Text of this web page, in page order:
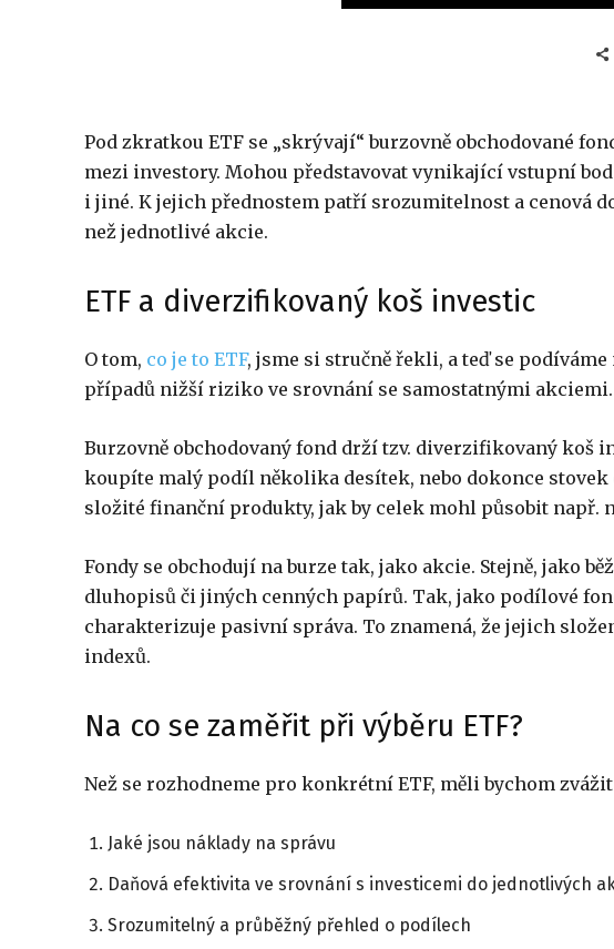
Pod zkratkou ETF se „skrývají“ burzovně obchodované
mezi investory. Mohou představovat vynikající vstupní
i jiné. K jejich přednostem patří srozumitelnost a cenová
než jednotlivé akcie.
ETF a diverzifikovaný koš investic
O tom, co je to ETF, jsme si stručně řekli, a teď se
případů nižší riziko ve srovnání se samostatnými akciemi.
Burzovně obchodovaný fond drží tzv. diverzifikovaný koš
koupíte malý podíl několika desítek, nebo dokonce stovek
složité finanční produkty, jak by celek mohl působit např.
Fondy se obchodují na burze tak, jako akcie. Stejně, jako
dluhopisů či jiných cenných papírů. Tak, jako podílové
charakterizuje pasivní správa. To znamená, že jejich
indexů.
Na co se zaměřit při výběru ETF?
Než se rozhodneme pro konkrétní ETF, měli bychom
Jaké jsou náklady na správu
Daňová efektivita ve srovnání s investicemi do jednotlivých
Srozumitelný a průběžný přehled o podílech